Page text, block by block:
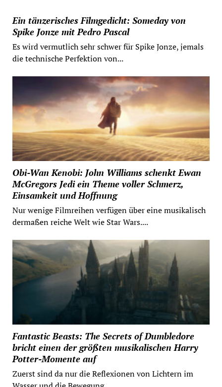
Ein tänzerisches Filmgedicht: Someday von
Spike Jonze mit Pedro Pascal
Es wird vermutlich sehr schwer für Spike Jonze, jemals
die technische Perfektion von...
Obi-Wan Kenobi: John Williams schenkt Ewan
McGregors Jedi ein Theme voller Schmerz,
Einsamkeit und Hoffnung
Nur wenige Filmreihen verfügen über eine musikalisch
dermaßen reiche Welt wie Star Wars....
Fantastic Beasts: The Secrets of Dumbledore
bricht einen der größten musikalischen Harry
Potter-Momente auf
Zuerst sind da nur die Reflexionen von Lichtern im